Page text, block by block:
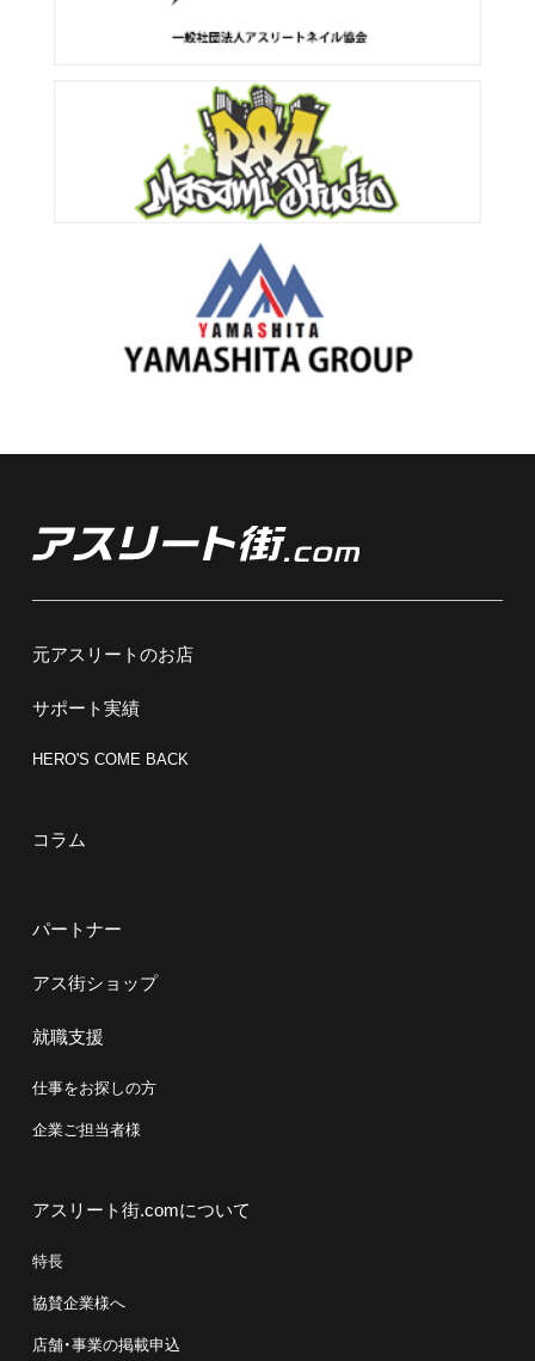
元アスリートのお店
サポート実績
HERO'S COME BACK
コラム
パートナー
アス街ショップ
就職支援
仕事をお探しの方
企業ご担当者様
アスリート街.comについて
特長
協賛企業様へ
店舗・事業の掲載申込